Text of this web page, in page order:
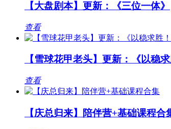
【大盘剧本】更新：《三位一体》
查看
【雪球花甲老头】更新：《以稳
查看
【庆总归来】陪伴营+基础课程合